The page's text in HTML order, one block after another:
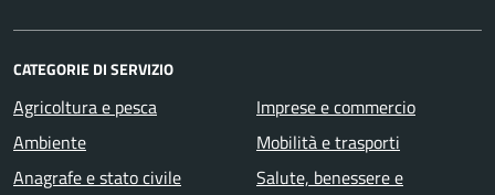
CATEGORIE DI SERVIZIO
Agricoltura e pesca
Ambiente
Anagrafe e stato civile
Imprese e commercio
Mobilità e trasporti
Salute, benessere e